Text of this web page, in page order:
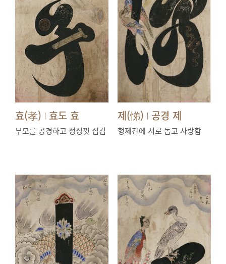
효(孝) | 효도 효
부모를 공경하고 정성껏 섬김
제(悌) | 공경 제
형제간에 서로 돕고 사랑함